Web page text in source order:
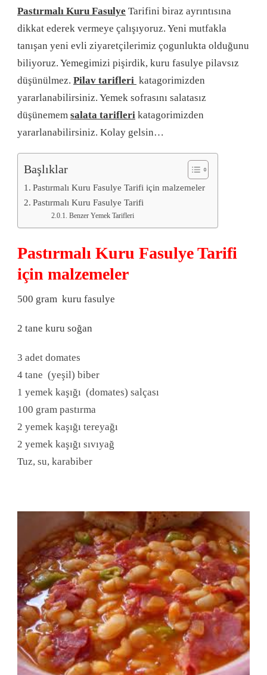
Pastırmalı Kuru Fasulye Tarifini biraz ayrıntısına
dikkat ederek vermeye çalışıyoruz. Yeni mutfakla
tanışan yeni evli ziyaretçilerimiz çogunlukta olduğunu
biliyoruz. Yemegimizi pişirdik, kuru fasulye pilavsız
düşünülmez. Pilav tarifleri katagorimizden
yararlanabilirsiniz. Yemek sofrasını salatasız
düşünemem salata tarifleri katagorimizden
yararlanabilirsiniz. Kolay gelsin…
Başlıklar
Pastırmalı Kuru Fasulye Tarifi için malzemeler
Pastırmalı Kuru Fasulye Tarifi
Benzer Yemek Tarifleri
Pastırmalı Kuru Fasulye Tarifi
için malzemeler
500 gram kuru fasulye
2 tane kuru soğan
3 adet domates
4 tane (yeşil) biber
1 yemek kaşığı (domates) salçası
100 gram pastırma
2 yemek kaşığı tereyağı
2 yemek kaşığı sıvıyağ
Tuz, su, karabiber